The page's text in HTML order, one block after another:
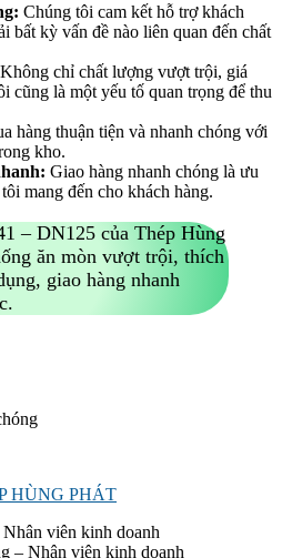
Chúng tôi cam kết hỗ trợ khách
bất kỳ vấn đề nào liên quan đến chất
Không chỉ chất lượng vượt trội, giá
cũng là một yếu tố quan trọng để thu
hàng thuận tiện và nhanh chóng với
kho.
Giao hàng nhanh chóng là ưu
mang đến cho khách hàng.
– DN125 của Thép Hùng
ăn mòn vượt trội, thích
giao hàng nhanh
HÙNG PHÁT
viên kinh doanh
– Nhân viên kinh doanh